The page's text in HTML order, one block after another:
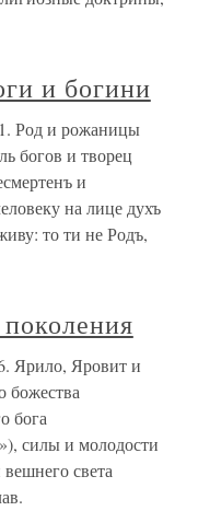
и богини
Род и рожаницы
богов и творец
и
на лице духъ
то ти не Родъ,
Ярило, Яровит и
божества
бога
силы и молодости
света